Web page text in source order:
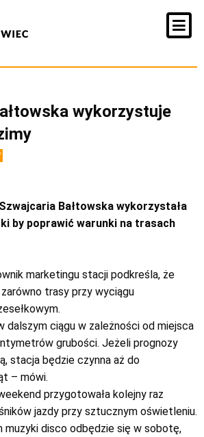
wykorzystuje
Bałtowska wykorzystała
by poprawić warunki na trasach
marketingu stacji podkreśla, że
trasy przy wyciągu
dalszym ciągu w zależności od miejsca
grubości. Jeżeli prognozy
stacja będzie czynna aż do
– mówi.
przygotowała kolejny raz
jazdy przy sztucznym oświetleniu.
muzyki disco odbędzie się w sobotę,